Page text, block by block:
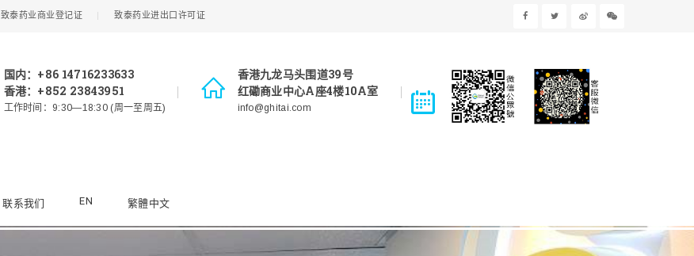
致泰药业商业登记证 致泰药业进出口许可证
国内：+86 14716233633
香港：+852 23843951
工作时间：9:30—18:30 (周一至周五)
香港九龙马头围道39号
红磡商业中心A座4楼10A室
info@ghitai.com
联系我们 EN 繁體中文